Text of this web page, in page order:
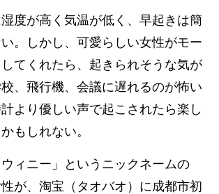
度が高く気温が低く、早起きは簡
。しかし、可愛らしい女性がモー
てくれたら、起きられそうな気が
、飛行機、会議に遅れるのが怖い
より優しい声で起こされたら楽し
もしれない。
ィニー」というニックネームの
が、淘宝（タオバオ）に成都市初